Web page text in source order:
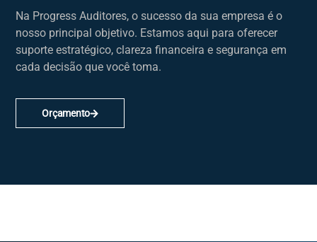
Na Progress Auditores, o sucesso da sua empresa é o
nosso principal objetivo. Estamos aqui para oferecer
suporte estratégico, clareza financeira e segurança em
cada decisão que você toma.
Orçamento